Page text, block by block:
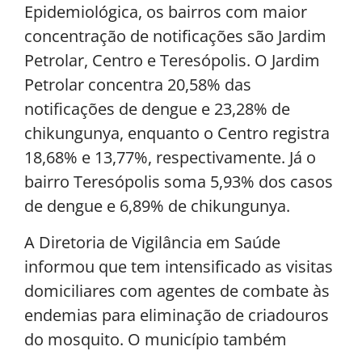
Epidemiológica, os bairros com maior
concentração de notificações são Jardim
Petrolar, Centro e Teresópolis. O Jardim
Petrolar concentra 20,58% das
notificações de dengue e 23,28% de
chikungunya, enquanto o Centro registra
18,68% e 13,77%, respectivamente. Já o
bairro Teresópolis soma 5,93% dos casos
de dengue e 6,89% de chikungunya.
A Diretoria de Vigilância em Saúde
informou que tem intensificado as visitas
domiciliares com agentes de combate às
endemias para eliminação de criadouros
do mosquito. O município também